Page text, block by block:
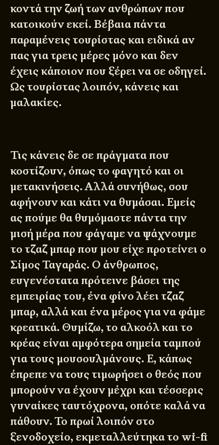
κοντά την ζωή των ανθρώπων που
κατοικούν εκεί. Βέβαια πάντα
παραμένεις τουρίστας και ειδικά αν
πας για τρεις μέρες μόνο και δεν
έχεις κάποιον που ξέρει να σε οδηγεί.
Ως τουρίστας λοιπόν, κάνεις και
μαλακίες.
Τις κάνεις δε σε πράγματα που
κοστίζουν, όπως το φαγητό και οι
μετακινήσεις. Αλλά συνήθως, σου
αφήνουν και κάτι να θυμάσαι. Εμείς
ας πούμε θα θυμόμαστε πάντα την
μισή μέρα που φάγαμε να ψάχνουμε
το τζαζ μπαρ που μου είχε προτείνει ο
Σίμος Ταγαράς. Ο άνθρωπος,
ευγενέστατα πρότεινε βάσει της
εμπειρίας του, ένα φίνο λέει τζαζ
μπαρ, αλλά και ένα μέρος για να φάμε
κρεατικά. Θυμίζω, το αλκοόλ και το
κρέας είναι αμφότερα σημεία ταμπού
για τους μουσουλμάνους. Ε, κάπως
έπρεπε να τους τιμωρήσει ο θεός που
μπορούν να έχουν μέχρι και τέσσερις
γυναίκες ταυτόχρονα, οπότε καλά να
πάθουν. Το πρωί λοιπόν στο
ξενοδοχείο, εκμεταλλεύτηκα το wi-fi